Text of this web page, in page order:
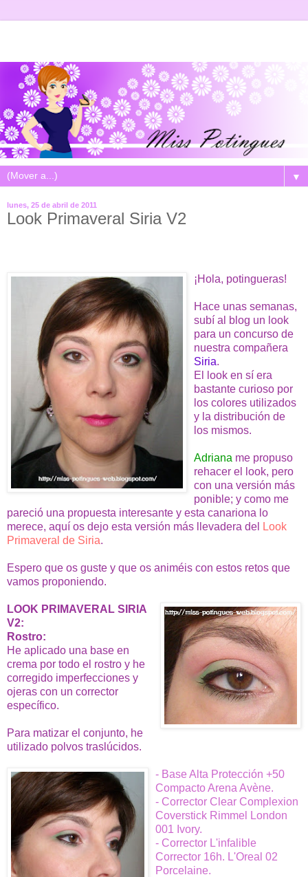
▼
lunes, 25 de abril de 2011
Look Primaveral Siria V2
¡Hola, potingueras!
Hace unas semanas,
subí al blog un look
para un concurso de
nuestra compañera
Siria.
El look en sí era
bastante curioso por
los colores utilizados
y la distribución de
los mismos.
Adriana me propuso
rehacer el look, pero
con una versión más
ponible; y como me
pareció una propuesta interesante y esta canariona lo
merece, aquí os dejo esta versión más llevadera del
Look
Primaveral de Siria.
Espero que os guste y que os animéis con estos retos que
vamos proponiendo.
LOOK PRIMAVERAL SIRIA
V2:
Rostro:
He aplicado una base en
crema por todo el rostro y he
corregido imperfecciones y
ojeras con un corrector
específico.
Para matizar el conjunto, he
utilizado polvos traslúcidos.
- Base Alta Protección +50
Compacto Arena Avène.
- Corrector Clear Complexion
Coverstick Rimmel London
001 Ivory.
- Corrector L'infalible
Corrector 16h. L'Oreal 02
Porcelaine.